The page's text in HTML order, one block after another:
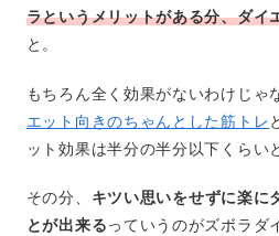
ラというメリットがある分、ダイ
と。
もちろん全く効果がないわけじゃ
エット向きのちゃんとした筋トレ
ット効果は半分の半分以下くらい
その分、 キツい思いをせずに楽に
とが出来る っていうのがズボラダ